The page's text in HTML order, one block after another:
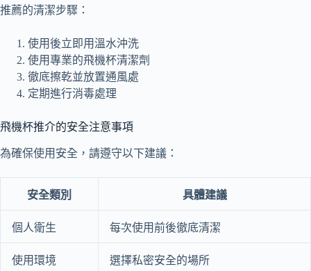
推薦的清潔步驟：
使用後立即用溫水沖洗
使用專業的飛機杯清潔劑
徹底擦乾並放置通風處
定期進行消毒處理
飛機杯推介的安全注意事項
為確保使用安全，請遵守以下建議：
安全類別 具體建議
個人衛生 每次使用前後徹底清潔
使用環境 選擇私密安全的場所